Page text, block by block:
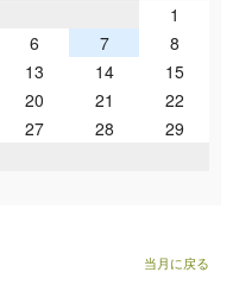
1
6 7
8
13 14
15
20 21
22
27 28
29
当月に戻る